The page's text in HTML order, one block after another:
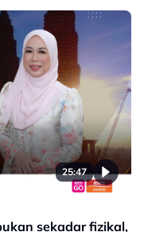
25:47
sekadar fizikal,